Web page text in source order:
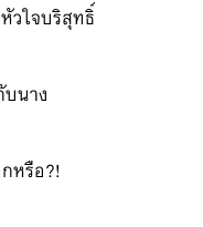
วใจบริสุทธิ์
นาง
หรือ?!